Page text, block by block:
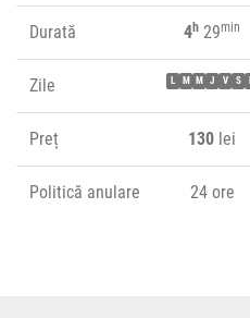
Durată 4h 29min
Zile L M M J V S
Preț 130 lei
Politică anulare 24 ore